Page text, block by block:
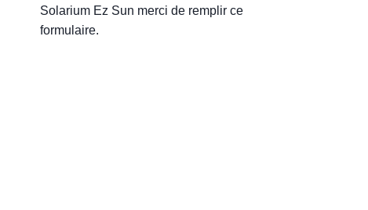
Solarium Ez Sun merci de remplir ce
formulaire.